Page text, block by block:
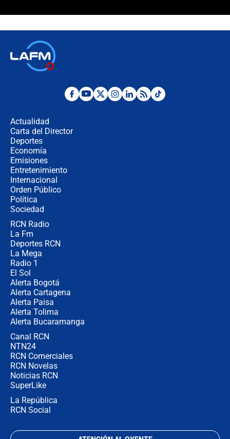
Las seis de las 6 con Juan Lozano |
Actualidad
Carta del Director
Deportes
Economía
Emisiones
Entretenimiento
Internacional
Orden Público
Política
Sociedad
RCN Radio
La Fm
Deportes RCN
La Mega
Radio 1
El Sol
Alerta Bogotá
Alerta Cartagena
Alerta Paisa
Alerta Tolima
Alerta Bucaramanga
Canal RCN
NTN24
RCN Comerciales
RCN Novelas
Noticias RCN
SuperLike
La República
RCN Social